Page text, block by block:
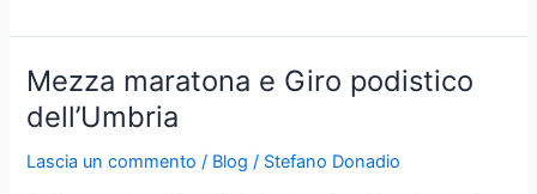
Grosseto
Castiglione
della
Pescaia
Mezza maratona e Giro podistico
dell’Umbria
Lascia un commento / Blog / Stefano Donadio